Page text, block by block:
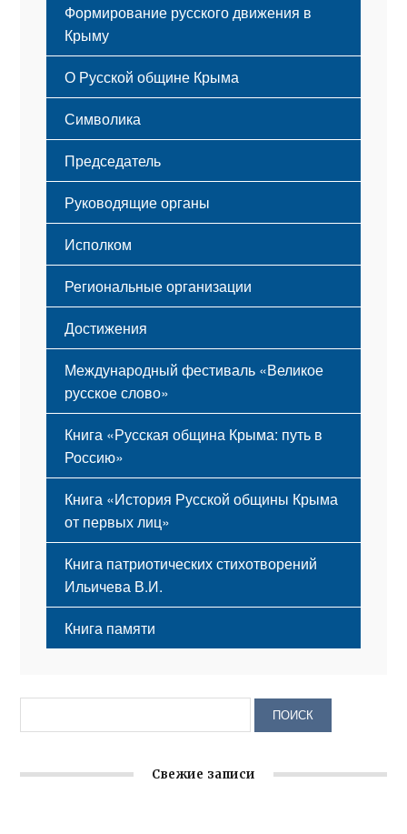
Формирование русского движения в
Крыму
Русский Крым
О Русской общине Крыма
Этапы становления
Принципы деятельности
Структура
Мероприятия
Символика
Флаг
Герб
Гимн
Председатель
Руководящие органы
Исполком
Региональные организации
Достижения
Международный фестиваль «Великое
русское слово»
Книга «Русская община Крыма: путь в
Россию»
Книга «История Русской общины Крыма
от первых лиц»
Книга патриотических стихотворений
Ильичева В.И.
Книга памяти
Свежие записи